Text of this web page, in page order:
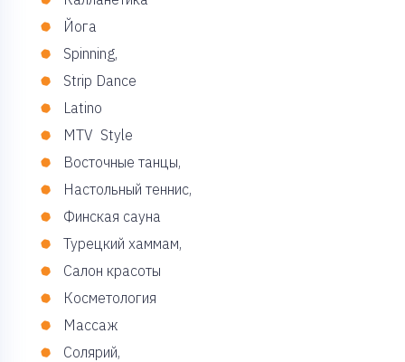
Йога
Spinning,
Strip Dance
Latino
MTV Style
Восточные танцы,
Настольный теннис,
Финская сауна
Турецкий хаммам,
Салон красоты
Косметология
Массаж
Солярий,